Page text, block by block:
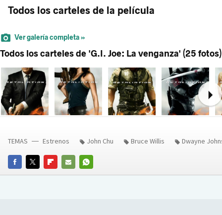
Todos los carteles de la película
Ver galería completa »
Todos los carteles de 'G.I. Joe: La venganza' (25 fotos)
FACEBOOKTWITTERFLIPBOARD
E-
WHATSAPP
TEMAS Estrenos John Chu Bruce Willis Dwayne